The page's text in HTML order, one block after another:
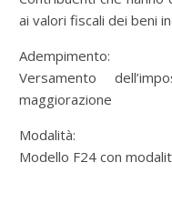
ai valori fiscali dei beni
Adempimento:
Versamento
maggiorazione
Modalità:
Modello F24 con